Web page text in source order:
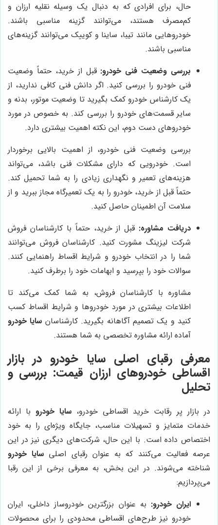
حال، برای افرادی که به دنبال یک وسیله نقلیه ارزان و
کم‌مصرف هستند، می‌توانند گزینه مناسبی باشند.
خودروهایی مانند تیبا، ساینا و کوییک می‌توانند گزینه‌های
مناسبی باشند.
بررسی وضعیت فنی خودرو: قبل از خرید، حتماً وضعیت
فنی خودرو را بررسی کنید. اگر دانش فنی کافی ندارید، از
یک کارشناس خودرو کمک بگیرید تا وضعیت موتور، بدنه و
سایر قسمت‌های خودرو را بررسی کند. به خصوص در مورد
خودروهای دست دوم، این نکته اهمیت بیشتری دارد.
بررسی وضعیت فنی خودرو، از اهمیت بالایی برخوردار
است. خودرویی که دارای مشکلات فنی باشد، می‌تواند
هزینه‌های تعمیر و نگهداری زیادی را به شما تحمیل کند.
حتماً قبل از خرید، خودرو را به یک تعمیرگاه مجاز ببرید و از
سلامت آن اطمینان حاصل کنید.
دریافت مشاوره: قبل از خرید، حتماً با کارشناسان فروش
شرکت لیزینگ مشورت کنید. کارشناسان فروش می‌توانند
شما را در انتخاب خودرو و شرایط اقساط راهنمایی کنند.
سوالات خود را بپرسید و ابهامات خود را برطرف کنید.
مشاوره با کارشناسان فروش، به شما کمک می‌کند تا
اطلاعات بیشتری در مورد خودروها و شرایط اقساط کسب
کنید و یک تصمیم آگاهانه بگیرید. کارشناسان سایا خودرو
آماده ارائه مشاوره تخصصی به شما هستند.
معرفی رقبای اصلی سایا خودرو در بازار
اقساطی خودروهای ارزان قیمت: بررسی و
تحلیل
در بازار پر رقابت خرید اقساطی خودرو، سایا خودرو با ارائه
خدمات متمایز و تسهیلات مناسب، جایگاه ویژه‌ای را به خود
اختصاص داده است. با این حال، شرکت‌های دیگری نیز در این
عرصه فعالیت می‌کنند که به عنوان رقبای اصلی سایا خودرو
شناخته می‌شوند. در این بخش، به معرفی برخی از این رقبا
می‌پردازیم:
ایران خودرو: به عنوان بزرگترین خودروساز داخلی، ایران
خودرو نیز طرح‌های اقساطی محدودی را برای محصولات